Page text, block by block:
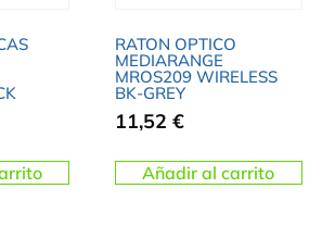
RATON OPTICO
MEDIARANGE
MROS209 WIRELESS
BK-GREY
11,52 €
Añadir al carrito